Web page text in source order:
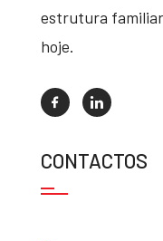
estrutura
hoje.
CONTACTOS